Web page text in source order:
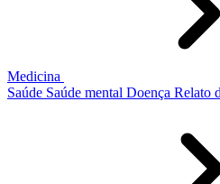
Medicina
Saúde Saúde mental Doença Relato